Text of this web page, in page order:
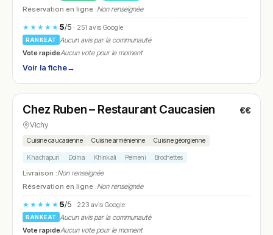
Réservation en ligne :Non renseignée
★★★★★ 5/5· 251 avis Google
RANKEAT
Aucun avis par la communauté
Vote rapideAucun vote pour le moment
Voir la fiche→
N° 11
Chez Ruben – Restaurant Caucasien €€
Vichy
Cuisine caucasienne Cuisine arménienne Cuisine géorgienne
Khachapuri Dolma Khinkali Pelmeni Brochettes
Livraison :Non renseignée
Réservation en ligne :Non renseignée
★★★★★ 5/5· 223 avis Google
RANKEAT
Aucun avis par la communauté
Vote rapideAucun vote pour le moment